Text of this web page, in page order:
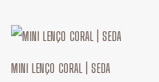
MINI LENÇO CORAL | SEDA
Faixa